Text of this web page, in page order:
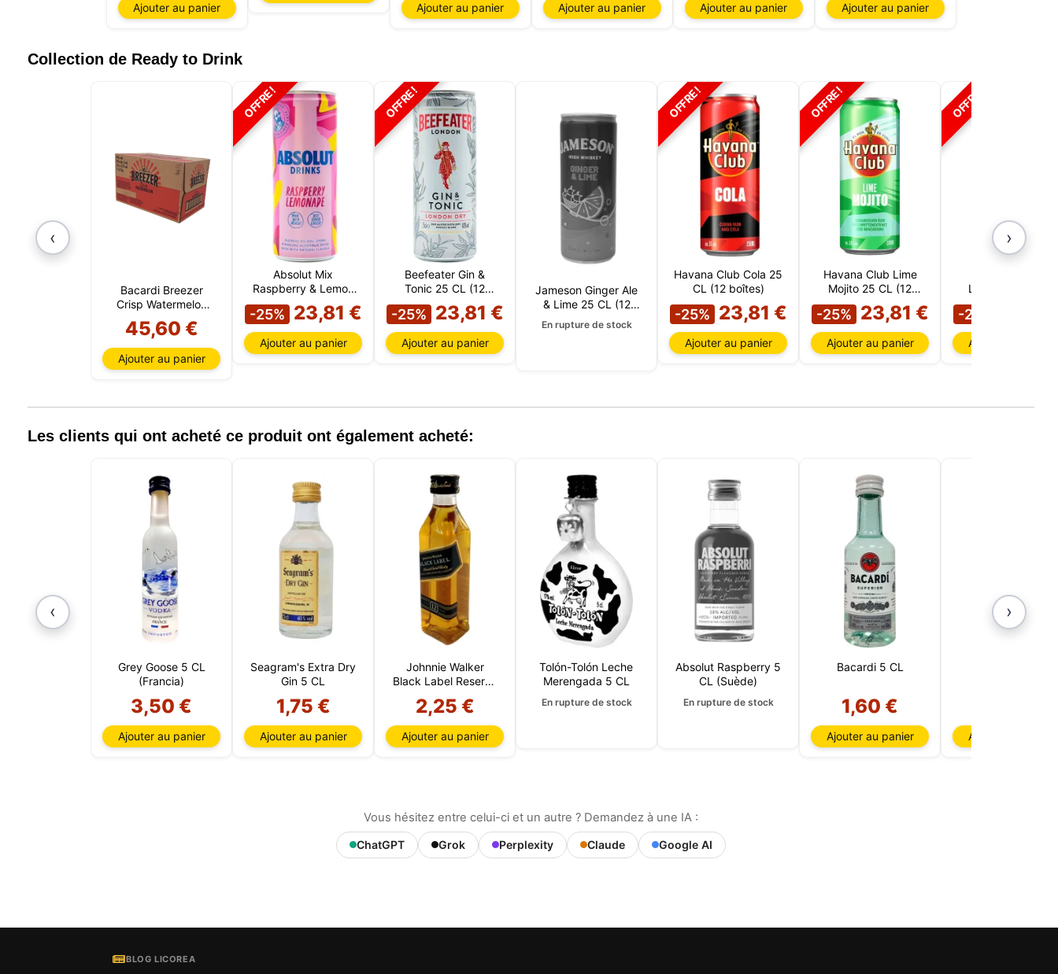
Ajouter au panier Ajouter au panier Ajouter au panier Ajouter au panier Ajouter au panier
Collection de Ready to Drink
‹
Bacardi Breezer
Crisp Watermelon
(24 bouteilles)
45,60 €
Ajouter au panier
OFFRE!
Absolut Mix
Raspberry & Lemon
25 CL (12 boîtes)
-25% 23,81 €
Ajouter au panier
OFFRE!
Beefeater Gin &
Tonic 25 CL (12
boîtes)
-25% 23,81 €
Ajouter au panier
Jameson Ginger Ale
& Lime 25 CL (12
boîtes)
En rupture de stock
OFFRE!
Havana Club Cola 25
CL (12 boîtes)
-25% 23,81 €
Ajouter au panier
OFFRE!
Havana Club Lime
Mojito 25 CL (12
boîtes)
-25% 23,81 €
Ajouter au panier
OFFRE!
Lemon 25 CL (12
-25%
Ajouter au panier
›
Les clients qui ont acheté ce produit ont également acheté:
‹
Grey Goose 5 CL
(Francia)
3,50 €
Ajouter au panier
Seagram's Extra Dry
Gin 5 CL
1,75 €
Ajouter au panier
Johnnie Walker
Black Label Reserva
12 Ans 5 CL
2,25 €
Ajouter au panier
Tolón-Tolón Leche
Merengada 5 CL
En rupture de stock
Absolut Raspberry 5
CL (Suède)
En rupture de stock
Bacardi 5 CL
1,60 €
Ajouter au panier Ajouter au panier
›
Vous hésitez entre celui-ci et un autre ? Demandez à une IA :
ChatGPT Grok Perplexity Claude Google AI
BLOG LICOREA
Ce site web utilise des cookies
Notre site web utilise des cookies capables de lire, stocker et écrire des
informations sur votre navigateur et votre appareil. Les informations traitées
par ces technologies incluent des données liées à votre compte utilisateur,
qui peuvent inclure des identifiants personnels (par exemple, l'adresse IP et
les détails de la session) et l'historique de navigation. Nous utilisons ces
informations à diverses fins : par exemple, pour accéder à votre compte et
mémoriser votre panier d'achat, maintenir la sécurité, mémoriser les choix des
utilisateurs, améliorer notre site web et, enfin, à des fins de marketing. Vous